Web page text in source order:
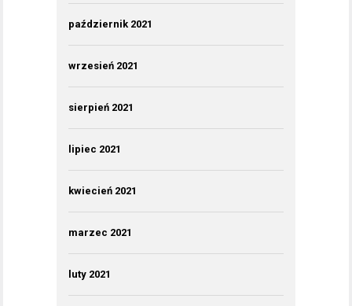
październik 2021
wrzesień 2021
sierpień 2021
lipiec 2021
kwiecień 2021
marzec 2021
luty 2021